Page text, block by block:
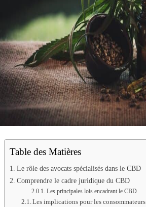
Table des Matières
Le rôle des avocats spécialisés dans le CBD
Comprendre le cadre juridique du CBD
Les principales lois encadrant le CBD
Les implications pour les consommateurs